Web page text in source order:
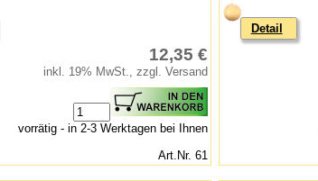
12,35 €
inkl. 19% MwSt., zzgl. Versand
vorrätig - in 2-3 Werktagen bei Ihnen
Art.Nr. 61
Detail